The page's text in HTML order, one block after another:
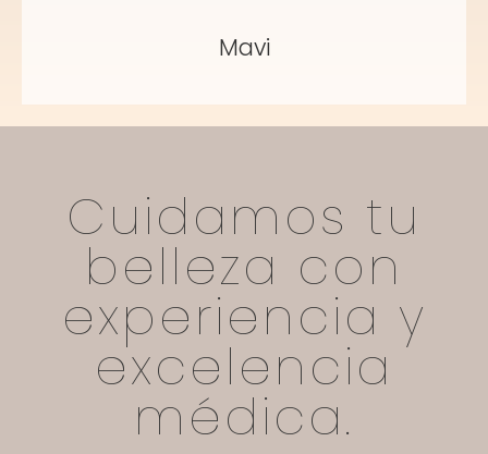
Mavi
Cuidamos tu
belleza con
experiencia y
excelencia
médica.